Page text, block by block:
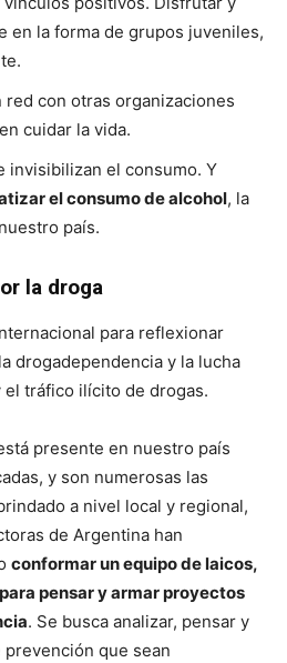
en la forma de grupos juveniles,
red con otras organizaciones
cuidar la vida.
invisibilizan el consumo. Y
el consumo de alcohol, la
país.
la droga
para reflexionar
drogadependencia y la lucha
tráfico ilícito de drogas.
presente en nuestro país
y son numerosas las
a nivel local y regional,
de Argentina han
conformar un equipo de laicos,
pensar y armar proyectos
. Se busca analizar, pensar y
que sean